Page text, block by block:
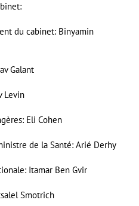
du cabinet: Binyamin
Galant
Levin
Eli Cohen
de la Santé: Arié Derhy
Itamar Ben Gvir
Smotrich